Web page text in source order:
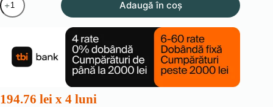
Fotoliu
extensibil
Adaugă în coș
194.76 lei x 4 luni